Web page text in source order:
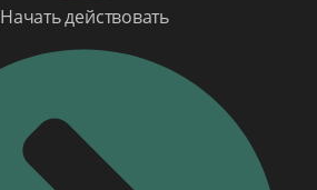
Начать действовать